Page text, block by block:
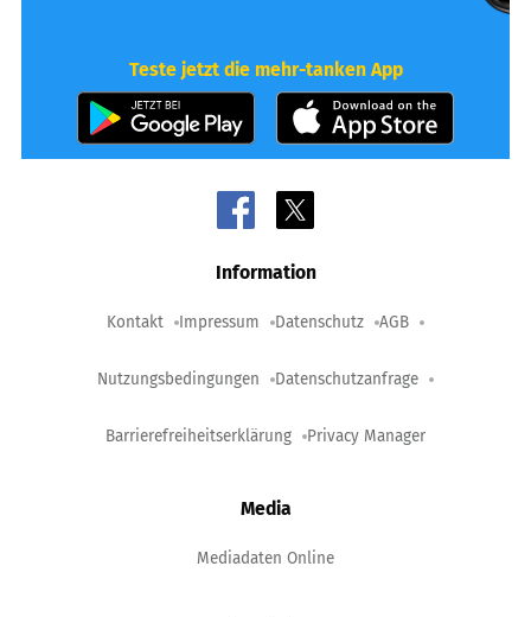
Teste jetzt die mehr-tanken App
Information
Kontakt Impressum Datenschutz AGB
Nutzungsbedingungen Datenschutzanfrage
Barrierefreiheitserklärung Privacy Manager
Media
Mediadaten Online